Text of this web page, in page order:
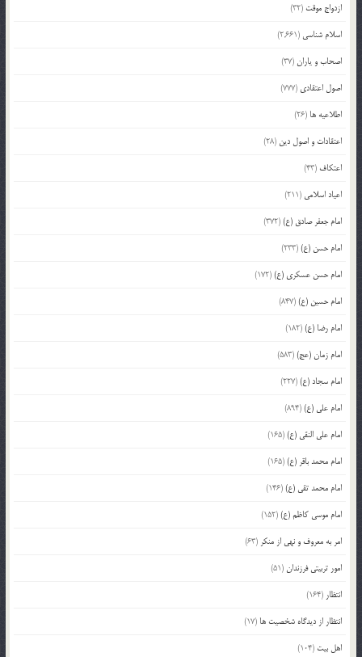
ازدواج موقت (32)
اسلام شناسی (2,661)
اصحاب و یاران(37)
اصول اعتقادی (777)
اطلاعیه ها (26)
اعتقادات و اصول دین (28)
اعتکاف (43)
اعیاد اسلامی (211)
امام جعفر صادق (ع)(372)
امام حسن (ع)(233)
امام حسن عسکری (ع)(172)
امام حسین (ع)(847)
امام رضا (ع)(182)
امام زمان (عج)(583)
امام سجاد (ع)(227)
امام علی (ع)(894)
امام علی النقی (ع)(165)
امام محمد باقر (ع)(165)
امام محمد تقی (ع)(146)
امام موسی کاظم (ع)(152)
امر به معروف و نهی از منکر (63)
امور تربیتی فرزندان(51)
انتظار (164)
انتظار از دیدگاه شخصیت ها (17)
اهل بیت (104)